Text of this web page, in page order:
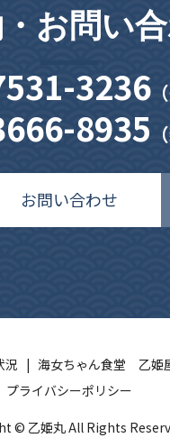
お問い
3236
8935
お問い合わせ
況 海女ちゃん食堂 乙姫
プライバシーポリシー
© 乙姫丸 All Rights